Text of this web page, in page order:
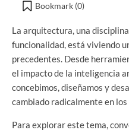
Bookmark (0)
La arquitectura, una
funcionalidad, está viviendo
precedentes. Desde
el impacto de la inteligencia
concebimos, diseñamos y
cambiado radicalmente en
Para explorar este tema,